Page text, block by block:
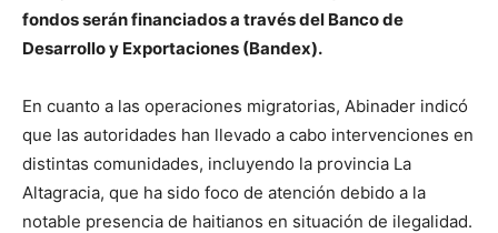
fondos serán financiados a través del Banco de
Desarrollo y Exportaciones (Bandex).
En cuanto a las operaciones migratorias, Abinader indicó
que las autoridades han llevado a cabo intervenciones en
distintas comunidades, incluyendo la provincia La
Altagracia, que ha sido foco de atención debido a la
notable presencia de haitianos en situación de ilegalidad.